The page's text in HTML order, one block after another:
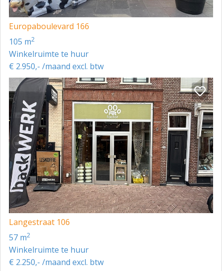
Europaboulevard 166
105 m2
Winkelruimte te huur
€ 2.950,- /maand excl. btw
Langestraat 106
57 m2
Winkelruimte te huur
€ 2.250,- /maand excl. btw